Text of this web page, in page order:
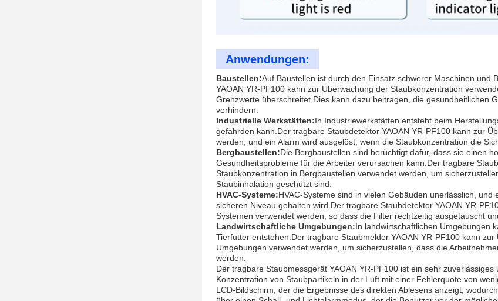
Anwendungen:
Baustellen:Auf Baustellen ist durch den Einsatz schwerer Maschinen
YAOAN YR-PF100 kann zur Überwachung der Staubkonzentration
Grenzwerte überschreitet.Dies kann dazu beitragen, die gesundheitlichen
verhindern.
Industrielle Werkstätten:In Industriewerkstätten entsteht beim
gefährden kann.Der tragbare Staubdetektor YAOAN YR-PF100 kann zur
werden, und ein Alarm wird ausgelöst, wenn die Staubkonzentration die
Bergbaustellen:Die Bergbaustellen sind berüchtigt dafür, dass sie einen
Gesundheitsprobleme für die Arbeiter verursachen kann.Der tragbare
Staubkonzentration in Bergbaustellen verwendet werden, um
Staubinhalation geschützt sind.
HVAC-Systeme:HVAC-Systeme sind in vielen Gebäuden unerlässlich,
sicheren Niveau gehalten wird.Der tragbare Staubdetektor YAOAN YR-
Systemen verwendet werden, so dass die Filter rechtzeitig ausgetauscht
Landwirtschaftliche Umgebungen:In landwirtschaftlichen Umgebungen
Tierfutter entstehen.Der tragbare Staubmelder YAOAN YR-PF100 kann
Umgebungen verwendet werden, um sicherzustellen, dass die
werden.
Der tragbare Staubmessgerät YAOAN YR-PF100 ist ein sehr
Konzentration von Staubpartikeln in der Luft mit einer Fehlerquote von
LCD-Bildschirm, der die Ergebnisse des direkten Ablesens anzeigt,